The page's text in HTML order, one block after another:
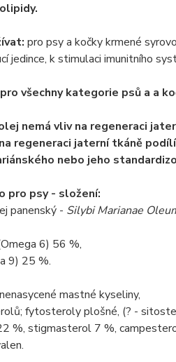
pro psy a kočky krmené
jedince, k stimulaci imunitního
všechny kategorie psů a a
nemá vliv na regeneraci
regeneraci jaterní tkáně
nebo jeho
pro psy - složení:
panenský - Silybi Marianae
6) 56 %,
9) 25 %.
mastné kyseliny,
fytosteroly plošné, (? -
%, stigmasterol 7 %,